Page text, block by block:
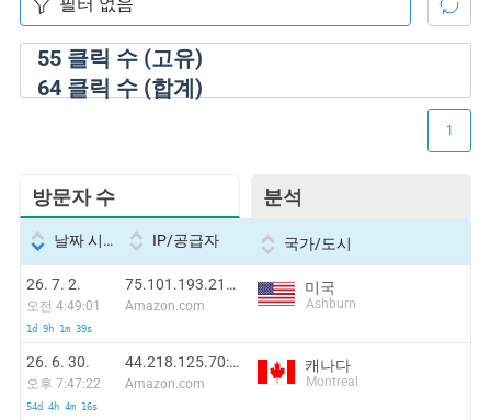
55클릭 수 (고유)
64클릭 수 (합계)
방문자 수 분석
1
날짜 시간 IP/공급자 국가/도시
26. 7. 2.
오전 4:49:01
1d 9h 1m 39s
75.101.193.219:21007
Amazon.com
미국
Ashburn
26. 6. 30.
오후 7:47:22
54d 4h 4m 16s
44.218.125.70:50122
Amazon.com
캐나다
Montreal